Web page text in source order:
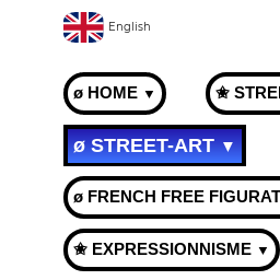
English
ø HOME ▼ ✬
ø STREET-ART▼
ø FRENCH FREE
✬ EXPRESSIONNISME ▼